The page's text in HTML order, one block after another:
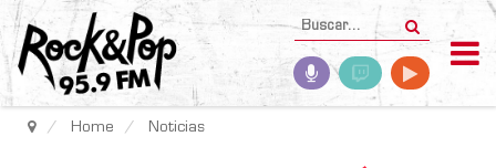
Home Noticias